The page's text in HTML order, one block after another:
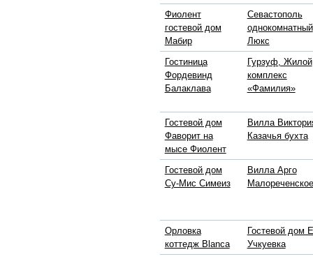
Фиолент
гостевой дом
Мабир
Севастополь
однокомнатный
Люкс
Гостиница
Фордевинд
Балаклава
Гурзуф, Жилой
комплекс
«Фамилия»
Гостевой дом
Фаворит на
мысе Фиолент
Вилла
Казачья бухта
Гостевой дом
Су-Мис Симеиз
Вилла Арго
Малореченское
Орловка
коттедж Blanca
Гостевой дом
Учкуевка